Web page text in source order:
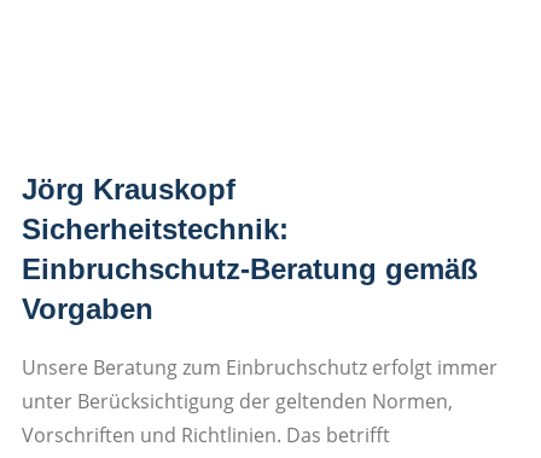
Jörg Krauskopf
Sicherheitstechnik:
Einbruchschutz-Beratung gemäß
Vorgaben
Unsere Beratung zum Einbruchschutz erfolgt immer
unter Berücksichtigung der geltenden Normen,
Vorschriften und Richtlinien. Das betrifft